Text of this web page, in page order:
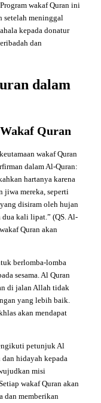
wakaf Quran ini
setelah meninggal
kepada donatur
dan
dalam
Quran
wakaf Quran
dalam Al-Quran:
hartanya karena
jiwa mereka, seperti
disiram oleh hujan
kali lipat.” (QS. Al-
Quran akan
berlomba-lomba
sesama. Al Quran
di jalan Allah tidak
yang lebih baik.
akan mendapat
petunjuk Al
hidayah kepada
misi
wakaf Quran akan
dan memberikan